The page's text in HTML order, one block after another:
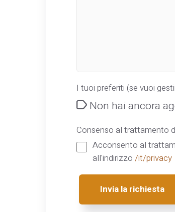
I tuoi preferiti (se vuoi
Non hai ancora
Consenso al trattamento
Acconsento al
all'indirizzo /it/privacy
Invia la richiesta